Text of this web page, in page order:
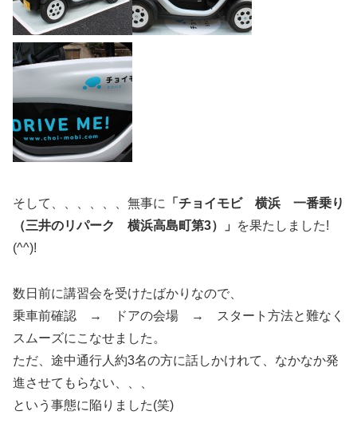
そして、、、、、、無事に
「チョイモビ 横浜 一番乗り
（三井のリパーク 横浜高島町第3）」
を果たしました!
(^^)!
数日前に講習会を受けたばかりなので、
乗車前確認 → ドアの会場 → スタート方法と難なく
スムーズにこなせました。
ただ、途中通行人約3名の方に話しかけれて、なかなか発
進させてもらない、、、
という事態に陥りました(笑)